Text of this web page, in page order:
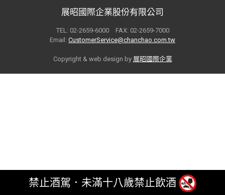
展昭國際企業股份有限公司
TEL: 02-2659-6000 FAX: 02-2659-7000
Email: CustomerService@chanchao.com.tw
Copyright & web design by 展昭國際企業
禁止酒駕．未滿十八歲禁止飲酒